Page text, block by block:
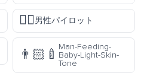
👨‍✈️男性パイロット
👨🏻‍🍼
Man-Feeding-
Baby-Light-Skin-
Tone